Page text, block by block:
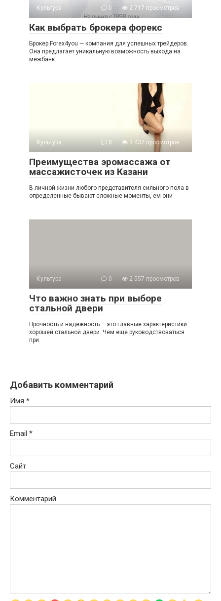
Культура 0 2 717 просмотров
Как выбрать брокера форекс
Брокер Forex4you — компания для успешных трейдеров.
Она предлагает уникальную возможность выхода на
межбанк
Культура 0 3 437 просмотров
Преимущества эромассажа от
массажисточек из Казани
В личной жизни любого представителя сильного пола в
определенные бывают сложные моменты, ем они
Культура 0 2 557 просмотров
Что важно знать при выборе
стальной двери
Прочность и надежность – это главные характеристики
хорошей стальной двери. Чем еще руководствоваться
при
Добавить комментарий
Имя *
Email *
Сайт
Комментарий